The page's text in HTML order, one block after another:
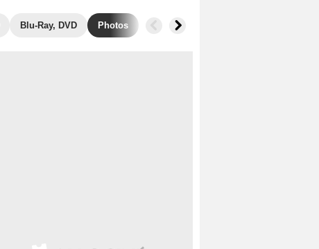
Blu-Ray, DVD Photos Musique